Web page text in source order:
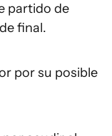
partido de
final.
por su posible